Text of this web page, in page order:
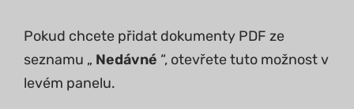
Pokud chcete přidat dokumenty PDF ze
seznamu „ Nedávné “, otevřete tuto možnost v
levém panelu.